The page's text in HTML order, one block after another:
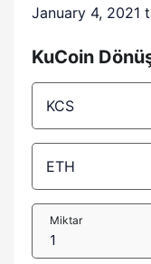
January 4, 2021
KuCoin
Miktar